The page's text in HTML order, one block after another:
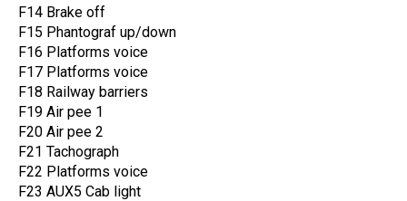
F14 Brake off
F15 Phantograf up/down
F16 Platforms voice
F17 Platforms voice
F18 Railway barriers
F19 Air pee 1
F20 Air pee 2
F21 Tachograph
F22 Platforms voice
F23 AUX5 Cab light